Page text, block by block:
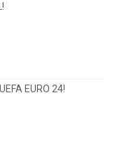
EURO 24!